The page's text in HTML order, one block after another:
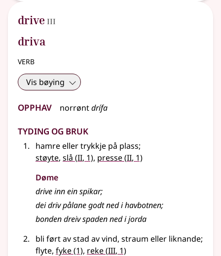
drive 3
III
driva
verb
Vis bøying
Opphav norrøntdrífa
Tyding og bruk
hamre eller trykkje på plass;
støyte, slå (2
II, 1), presse(2
II, 1)
Døme
drive inn ein spikar;
dei driv pålane godt ned i havbotnen;
bonden dreiv spaden ned i jorda
bli ført av stad av vind, straum eller liknande;
flyte, fyke(1), reke(3
III, 1)